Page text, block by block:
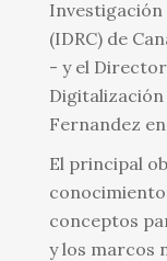
(IDRC) de
- y el
Fernandez
El principal
conceptos
y los marcos